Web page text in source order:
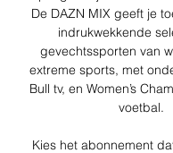
De DAZN MIX geeft je
indrukwekkende
gevechtssporten van
extreme sports, met
Bull tv, en Women’s
voetbal.
Kies het abonnement